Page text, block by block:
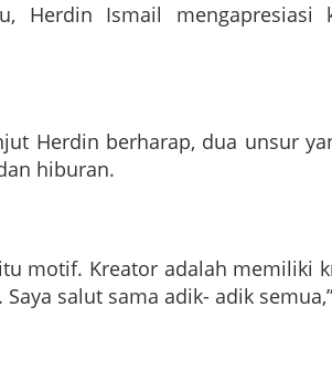
Herdin Ismail mengapresiasi
Herdin berharap, dua unsur
hiburan.
motif. Kreator adalah memiliki
salut sama adik- adik